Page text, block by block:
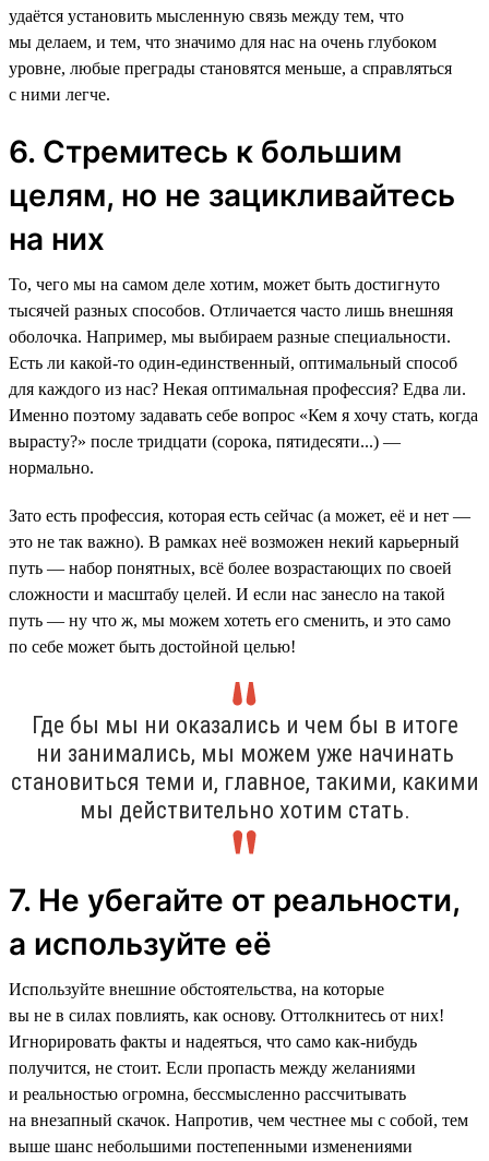
удаётся установить мысленную связь между тем, что
мы делаем, и тем, что значимо для нас на очень глубоком
уровне, любые преграды становятся меньше, а справляться
с ними легче.
6. Стремитесь к большим
целям, но не зацикливайтесь
на них
То, чего мы на самом деле хотим, может быть достигнуто
тысячей разных способов. Отличается часто лишь внешняя
оболочка. Например, мы выбираем разные специальности.
Есть ли какой-то один-единственный, оптимальный способ
для каждого из нас? Некая оптимальная профессия? Едва ли.
Именно поэтому задавать себе вопрос «Кем я хочу стать, когда
вырасту?» после тридцати (сорока, пятидесяти...) —
нормально.
Зато есть профессия, которая есть сейчас (а может, её и нет —
это не так важно). В рамках неё возможен некий карьерный
путь — набор понятных, всё более возрастающих по своей
сложности и масштабу целей. И если нас занесло на такой
путь — ну что ж, мы можем хотеть его сменить, и это само
по себе может быть достойной целью!
Где бы мы ни оказались и чем бы в итоге
ни занимались, мы можем уже начинать
становиться теми и, главное, такими, какими
мы действительно хотим стать.
7. Не убегайте от реальности,
а используйте её
Используйте внешние обстоятельства, на которые
вы не в силах повлиять, как основу. Оттолкнитесь от них!
Игнорировать факты и надеяться, что само как-нибудь
получится, не стоит. Если пропасть между желаниями
и реальностью огромна, бессмысленно рассчитывать
на внезапный скачок. Напротив, чем честнее мы с собой, тем
выше шанс небольшими постепенными изменениями